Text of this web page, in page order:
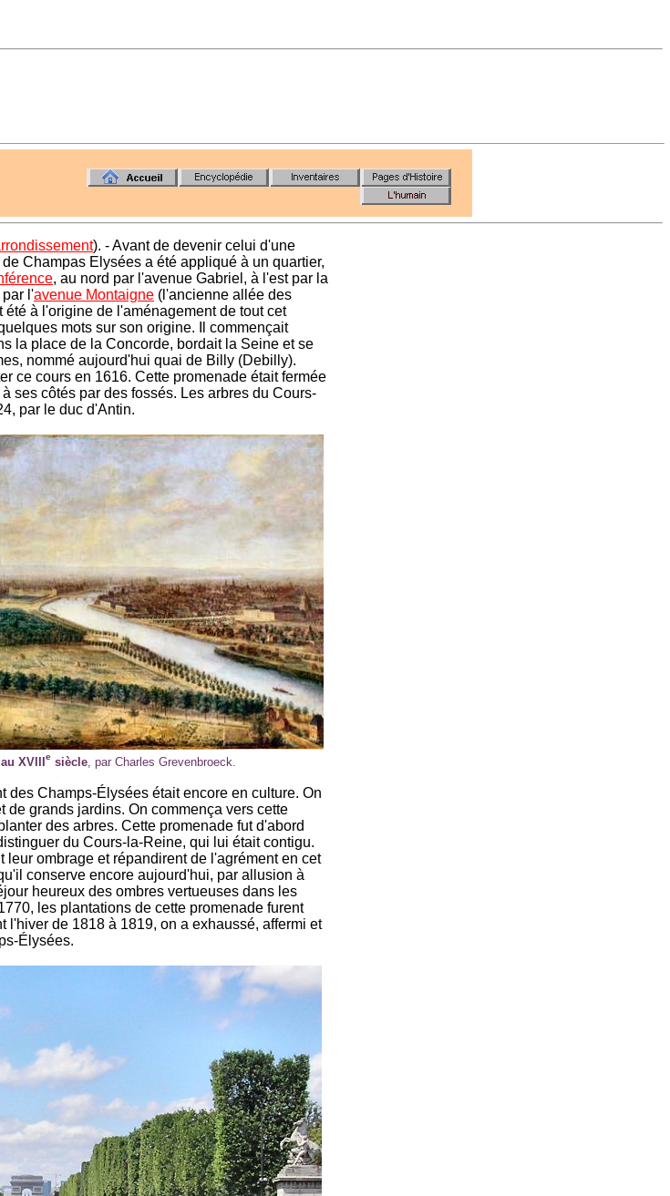
). - Avant de devenir celui d'une
Champas Elysées a été appliqué à un quartier,
, au nord par l'avenue Gabriel, à l'est par la
par l'avenue Montaigne (l'ancienne allée des
été à l'origine de l'aménagement de tout cet
mots sur son origine. Il commençait
la place de la Concorde, bordait la Seine et se
nommé aujourd'hui quai de Billy (Debilly).
ce cours en 1616. Cette promenade était fermée
ses côtés par des fossés. Les arbres du Cours-
par le duc d'Antin.
XVIIIesiècle, par Charles Grevenbroeck.
-
des Champs-Élysées était encore en culture. On
de grands jardins. On commença vers cette
des arbres. Cette promenade fut d'abord
du Cours-la-Reine, qui lui était contigu.
leur ombrage et répandirent de l'agrément en cet
conserve encore aujourd'hui, par allusion à
heureux des ombres vertueuses dans les
les plantations de cette promenade furent
l'hiver de 1818 à 1819, on a exhaussé, affermi et
Élysées.